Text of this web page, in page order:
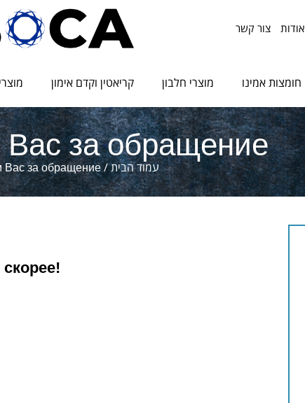
אודות צור קשר
חומצות אמינו מוצרי חלבון קריאטין וקדם אימון
за обращение
עמוד הבית/ Благодарим Вас за обращение